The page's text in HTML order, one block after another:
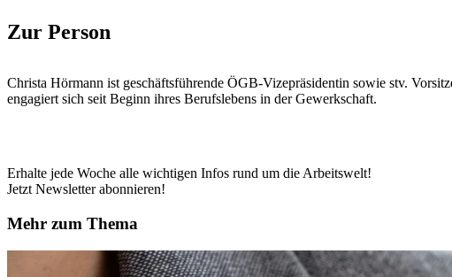
Zur Person
Christa Hörmann ist geschäftsführende ÖGB-Vizepräsidentin sowie stv.
engagiert sich seit Beginn ihres Berufslebens in der Gewerkschaft.
Erhalte jede Woche alle wichtigen Infos rund um die Arbeitswelt!
Jetzt Newsletter abonnieren!
Mehr zum Thema